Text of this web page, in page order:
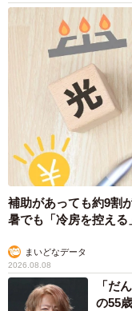
補助があっても約9割
暑でも「冷房を控える
まいどなデータ
2026.08.08
「だ
の55